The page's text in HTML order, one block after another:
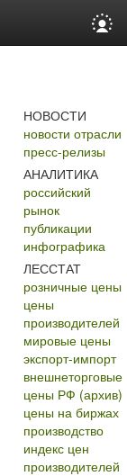
НОВОСТИ
новости отрасли
пресс-релизы
АНАЛИТИКА
российский
рынок
публикации
инфографика
ЛЕССТАТ
розничные цены
цены
производителей
мировые цены
экспорт-импорт
внешнеторговые
цены РФ (архив)
цены на биржах
производство
индекс цен
производителей